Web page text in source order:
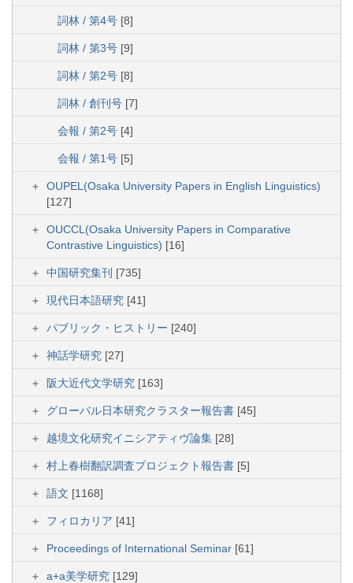
詞林 / 第4号 [8]
詞林 / 第3号 [9]
詞林 / 第2号 [8]
詞林 / 創刊号 [7]
会報 / 第2号 [4]
会報 / 第1号 [5]
OUPEL(Osaka University Papers in English Linguistics)
[127]
OUCCL(Osaka University Papers in Comparative
Contrastive Linguistics) [16]
中国研究集刊 [735]
現代日本語研究 [41]
パブリック・ヒストリー [240]
神話学研究 [27]
阪大近代文学研究 [163]
グローバル日本研究クラスター報告書 [45]
越境文化研究イニシアティヴ論集 [28]
村上春樹翻訳調査プロジェクト報告書 [5]
語文 [1168]
フィロカリア [41]
Proceedings of International Seminar [61]
a+a美学研究 [129]